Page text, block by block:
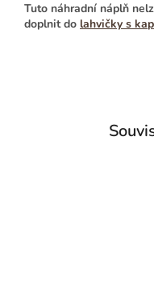
Tuto náhradní náplň
doplnit do lahvičky s